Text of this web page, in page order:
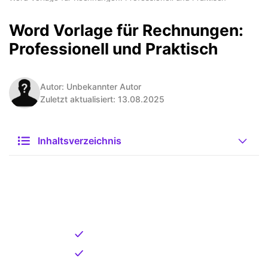
Word Vorlage für Rechnungen:
Professionell und Praktisch
Autor: Unbekannter Autor
Zuletzt aktualisiert: 13.08.2025
Inhaltsverzeichnis